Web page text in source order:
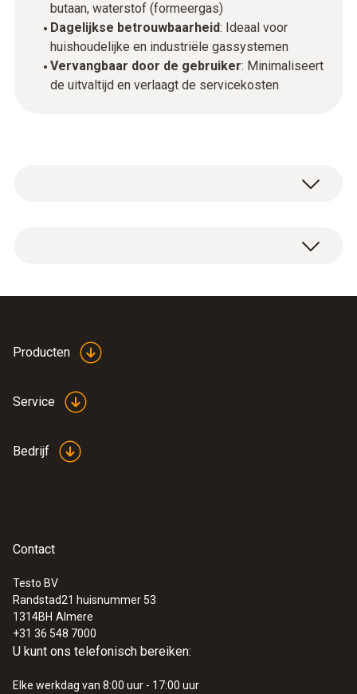
butaan, waterstof (formeergas)
Dagelijkse betrouwbaarheid: Ideaal voor
huishoudelijke en industriële gassystemen
Vervangbaar door de gebruiker: Minimaliseert
de uitvaltijd en verlaagt de servicekosten
mogelijk, wat maximale veiligheid garandeert
tijdens inbedrijfstelling, onderhoud en
probleemoplossing.
gecertificeerde testo 516 Ex biedt hij
Basis combi-gassensor 0554 3515
Producten
Service
Bedrijf
Contact
Testo BV
Randstad21 huisnummer 53
1314BH Almere
+31 36 548 7000
U kunt ons telefonisch bereiken:
Elke werkdag van 8:00 uur - 17:00 uur